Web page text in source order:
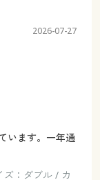
2026-07-27
います。一年通
ズ：ダブル / カ